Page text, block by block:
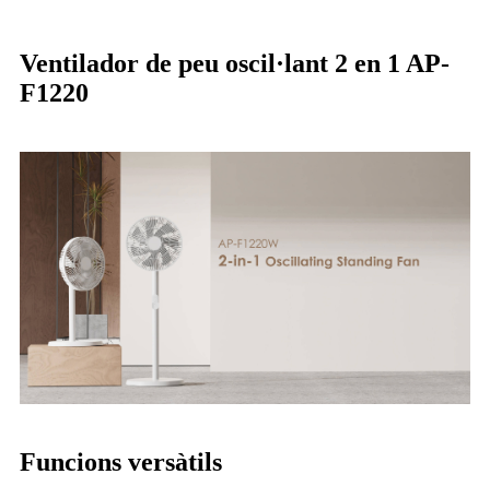
Ventilador de peu oscil·lant 2 en 1 AP-
F1220
Funcions versàtils